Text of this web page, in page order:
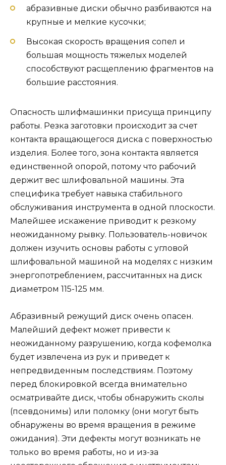
абразивные диски обычно разбиваются на
крупные и мелкие кусочки;
Высокая скорость вращения сопел и
большая мощность тяжелых моделей
способствуют расщеплению фрагментов на
большие расстояния.
Опасность шлифмашинки присуща принципу
работы. Резка заготовки происходит за счет
контакта вращающегося диска с поверхностью
изделия. Более того, зона контакта является
единственной опорой, потому что рабочий
держит вес шлифовальной машины. Эта
специфика требует навыка стабильного
обслуживания инструмента в одной плоскости.
Малейшее искажение приводит к резкому
неожиданному рывку. Пользователь-новичок
должен изучить основы работы с угловой
шлифовальной машиной на моделях с низким
энергопотреблением, рассчитанных на диск
диаметром 115-125 мм.
Абразивный режущий диск очень опасен.
Малейший дефект может привести к
неожиданному разрушению, когда кофемолка
будет извлечена из рук и приведет к
непредвиденным последствиям. Поэтому
перед блокировкой всегда внимательно
осматривайте диск, чтобы обнаружить сколы
(псевдонимы) или поломку (они могут быть
обнаружены во время вращения в режиме
ожидания). Эти дефекты могут возникать не
только во время работы, но и из-за